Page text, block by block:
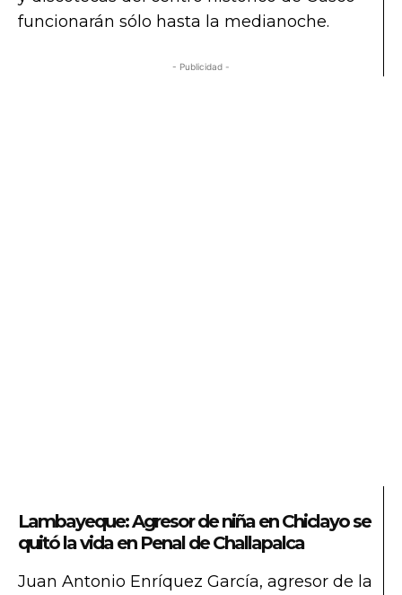
funcionarán sólo hasta la medianoche.
- Publicidad -
Lambayeque: Agresor de niña en Chiclayo se
quitó la vida en Penal de Challapalca
Juan Antonio Enríquez García, agresor de la